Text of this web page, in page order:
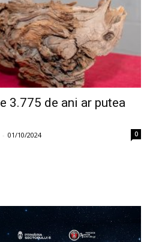
3.775 de ani ar putea
- 01/10/2024 0